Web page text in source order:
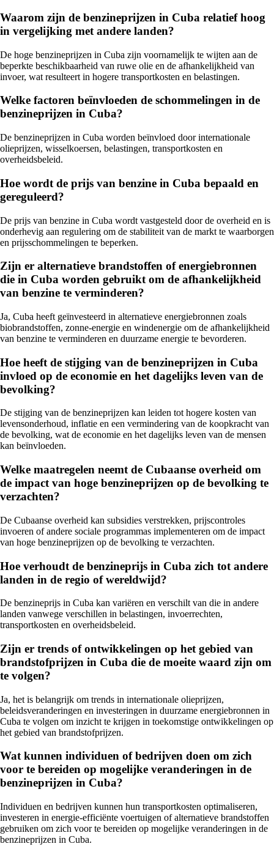
Waarom zijn de benzineprijzen in Cuba relatief hoog
in vergelijking met andere landen?
De hoge benzineprijzen in Cuba zijn voornamelijk te wijten aan de
beperkte beschikbaarheid van ruwe olie en de afhankelijkheid van
invoer, wat resulteert in hogere transportkosten en belastingen.
Welke factoren beïnvloeden de schommelingen in de
benzineprijzen in Cuba?
De benzineprijzen in Cuba worden beïnvloed door internationale
olieprijzen, wisselkoersen, belastingen, transportkosten en
overheidsbeleid.
Hoe wordt de prijs van benzine in Cuba bepaald en
gereguleerd?
De prijs van benzine in Cuba wordt vastgesteld door de overheid en is
onderhevig aan regulering om de stabiliteit van de markt te waarborgen
en prijsschommelingen te beperken.
Zijn er alternatieve brandstoffen of energiebronnen
die in Cuba worden gebruikt om de afhankelijkheid
van benzine te verminderen?
Ja, Cuba heeft geïnvesteerd in alternatieve energiebronnen zoals
biobrandstoffen, zonne-energie en windenergie om de afhankelijkheid
van benzine te verminderen en duurzame energie te bevorderen.
Hoe heeft de stijging van de benzineprijzen in Cuba
invloed op de economie en het dagelijks leven van de
bevolking?
De stijging van de benzineprijzen kan leiden tot hogere kosten van
levensonderhoud, inflatie en een vermindering van de koopkracht van
de bevolking, wat de economie en het dagelijks leven van de mensen
kan beïnvloeden.
Welke maatregelen neemt de Cubaanse overheid om
de impact van hoge benzineprijzen op de bevolking te
verzachten?
De Cubaanse overheid kan subsidies verstrekken, prijscontroles
invoeren of andere sociale programmas implementeren om de impact
van hoge benzineprijzen op de bevolking te verzachten.
Hoe verhoudt de benzineprijs in Cuba zich tot andere
landen in de regio of wereldwijd?
De benzineprijs in Cuba kan variëren en verschilt van die in andere
landen vanwege verschillen in belastingen, invoerrechten,
transportkosten en overheidsbeleid.
Zijn er trends of ontwikkelingen op het gebied van
brandstofprijzen in Cuba die de moeite waard zijn om
te volgen?
Ja, het is belangrijk om trends in internationale olieprijzen,
beleidsveranderingen en investeringen in duurzame energiebronnen in
Cuba te volgen om inzicht te krijgen in toekomstige ontwikkelingen op
het gebied van brandstofprijzen.
Wat kunnen individuen of bedrijven doen om zich
voor te bereiden op mogelijke veranderingen in de
benzineprijzen in Cuba?
Individuen en bedrijven kunnen hun transportkosten optimaliseren,
investeren in energie-efficiënte voertuigen of alternatieve brandstoffen
gebruiken om zich voor te bereiden op mogelijke veranderingen in de
benzineprijzen in Cuba.